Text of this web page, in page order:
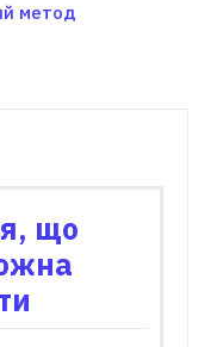
метод
що